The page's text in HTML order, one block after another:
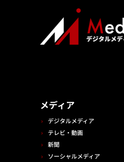
メディア
デジタルメディア
テレビ・動画
新聞
ソーシャルメディア